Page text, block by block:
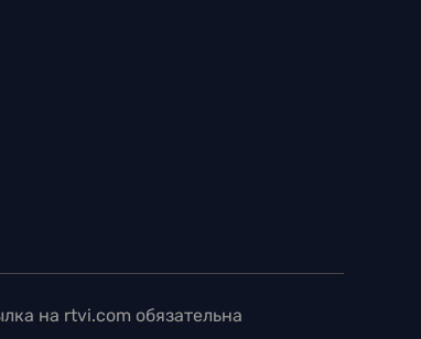
на rtvi.com обязательна